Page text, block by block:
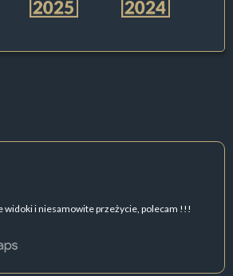
widoki i niesamowite przeżycie, polecam !!!